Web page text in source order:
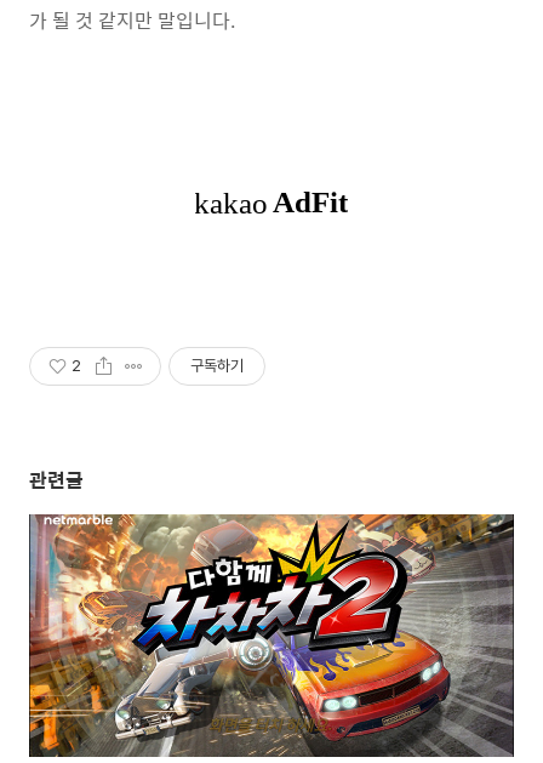
가 될 것 같지만 말입니다.
2 구독하기
관련글